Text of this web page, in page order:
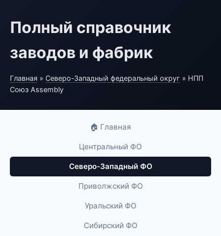
Полный справочник
заводов и фабрик
Главная » Северо-Западный федеральный округ » НПП
Союз Assembly
🏠 Главная
Центральный ФО
Северо-Западный ФО
Приволжский ФО
Уральский ФО
Сибирский ФО